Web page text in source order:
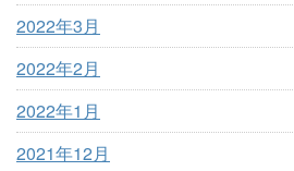
2022年3月
2022年2月
2022年1月
2021年12月